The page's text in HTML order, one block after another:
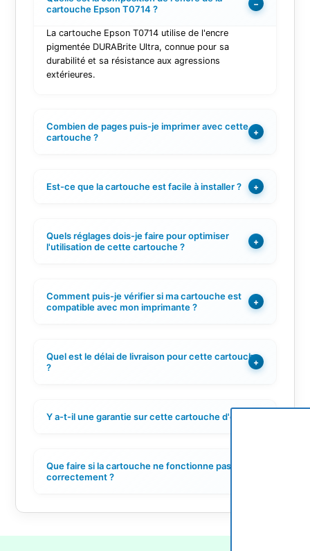
cartouche Epson T0714 ?
−
La cartouche Epson T0714 utilise de l'encre
pigmentée DURABrite Ultra, connue pour sa
durabilité et sa résistance aux agressions
extérieures.
Combien de pages puis-je imprimer avec cette
cartouche ?
+
Est-ce que la cartouche est facile à installer ? +
Quels réglages dois-je faire pour optimiser
l'utilisation de cette cartouche ?
+
Comment puis-je vérifier si ma cartouche est
compatible avec mon imprimante ?
+
Quel est le délai de livraison pour cette cartouche
?
+
Y a-t-il une garantie sur cette cartouche d'encre ?
Que faire si la cartouche ne fonctionne pas
correctement ?